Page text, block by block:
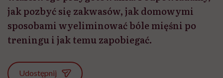
jak pozbyć się zakwasów, jak domowymi
sposobami wyeliminować bóle mięśni po
treningu i jak temu zapobiegać.
Udostępnij